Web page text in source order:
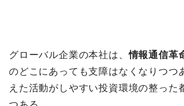
グローバル企業の本社は、情報通信革
のどこにあっても支障はなくなりつつ
えた活動がしやすい投資環境の整った